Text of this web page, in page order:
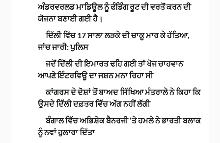
ਅੰਡਰਵਰਲਡ ਮਾਡਿਊਲ ਨੂੰ ਫੰਡਿੰਗ ਰੂਟ ਦੀ ਵਰਤੋਂ ਕਰਨ ਦੀ
ਯੋਜਨਾ ਬਣਾਈ ਗਈ ਹੈ।
ਦਿੱਲੀ ਵਿੱਚ 17 ਸਾਲਾ ਲੜਕੇ ਦੀ ਚਾਕੂ ਮਾਰ ਕੇ ਹੱਤਿਆ,
ਜਾਂਚ ਜਾਰੀ: ਪੁਲਿਸ
ਜਦੋਂ ਦਿੱਲੀ ਦੀ ਇਮਾਰਤ ਢਹਿ ਗਈ ਤਾਂ ਖੋਜ ਚਾਹਵਾਨ
ਆਪਣੇ ਇੰਟਰਵਿਊ ਦਾ ਜਸ਼ਨ ਮਨਾ ਰਿਹਾ ਸੀ
ਕਾਂਗਰਸ ਦੇ ਦੋਸ਼ਾਂ ਤੋਂ ਬਾਅਦ ਸਿੱਖਿਆ ਮੰਤਰਾਲੇ ਨੇ ਕਿਹਾ ਕਿ
ਉਸਦੇ ਦਿੱਲੀ ਦਫ਼ਤਰ ਵਿੱਚ ਅੱਗ ਨਹੀਂ ਲੱਗੀ
ਬੰਗਾਲ ਵਿੱਚ ਅਭਿਸ਼ੇਕ ਬੈਨਰਜੀ ‘ਤੇ ਹਮਲੇ ਨੇ ਭਾਰਤੀ ਬਲਾਕ
ਨੂੰ ਨਵਾਂ ਹੁਲਾਰਾ ਦਿੱਤਾ